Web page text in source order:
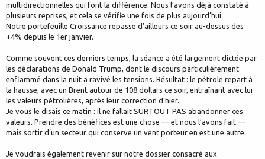
multidirectionnelles qui font la différence. Nous l’avons déjà constaté à
plusieurs reprises, et cela se vérifie une fois de plus aujourd’hui.
Notre portefeuille Croissance repasse d’ailleurs ce soir au-dessus des
+4% depuis le 1er janvier.
Comme souvent ces derniers temps, la séance a été largement dictée par
les déclarations de Donald Trump, dont le discours particulièrement
enflammé dans la nuit a ravivé les tensions. Résultat : le pétrole repart à
la hausse, avec un Brent autour de 108 dollars ce soir, entraînant avec lui
les valeurs pétrolières, après leur correction d’hier.
Je vous le disais ce matin : il ne fallait SURTOUT PAS abandonner ces
valeurs. Prendre des bénéfices est une chose — et nous l’avons fait —
mais sortir d’un secteur qui conserve un vent porteur en est une autre.
Je voudrais également revenir sur notre dossier consacré aux